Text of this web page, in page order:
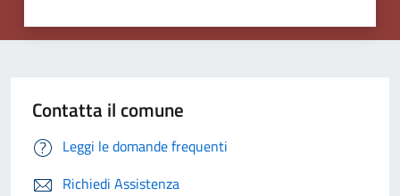
Contatta il comune
Leggi le domande frequenti
Richiedi Assistenza